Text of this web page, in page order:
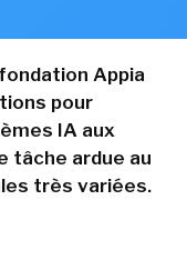
Appia
pour
IA aux
tâche ardue au
très variées.